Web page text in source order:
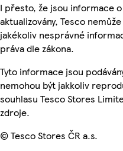
I přesto, že jsou informace
aktualizovány, Tesco
jakékoliv nesprávné
práva dle zákona.
Tyto informace jsou
nemohou být jakkoliv
souhlasu Tesco Stores
zdroje.
© Tesco Stores ČR a.s.